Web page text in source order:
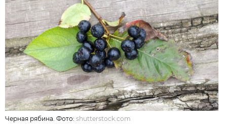
Черная рябина. Фото:shutterstock.com